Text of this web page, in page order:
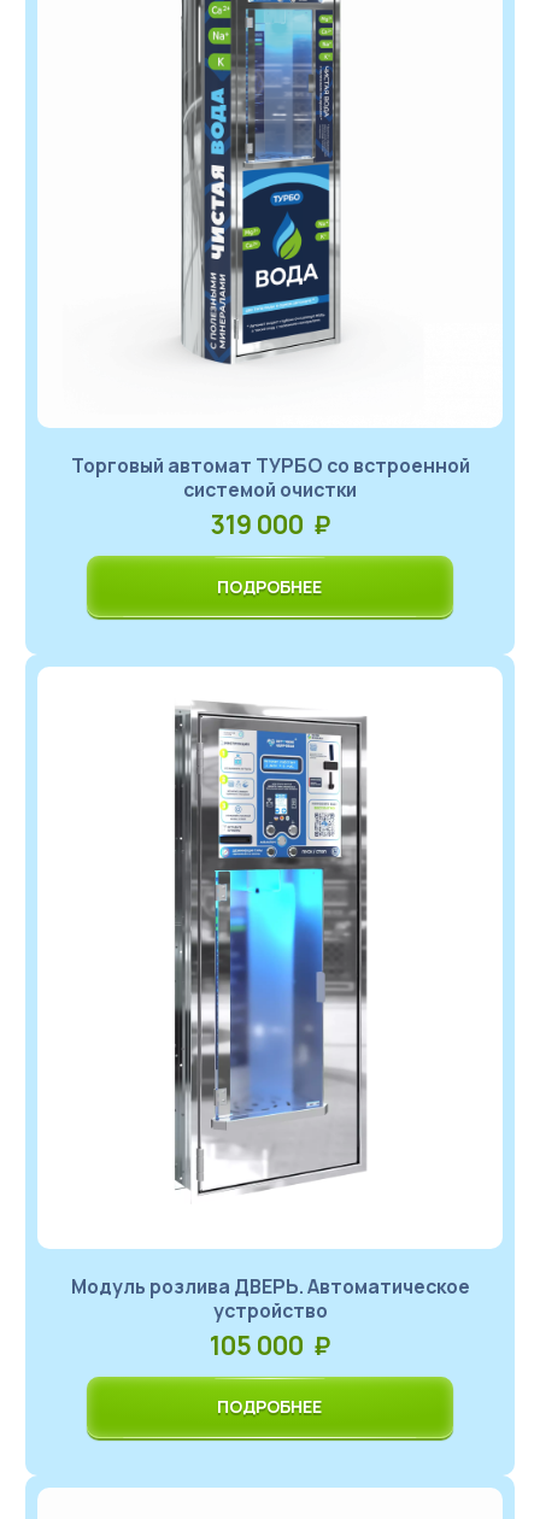
Торговый автомат ТУРБО со встроенной
системой очистки
319 000 ₽
ПОДРОБНЕЕ
Модуль розлива ДВЕРЬ. Автоматическое
устройство
105 000 ₽
ПОДРОБНЕЕ